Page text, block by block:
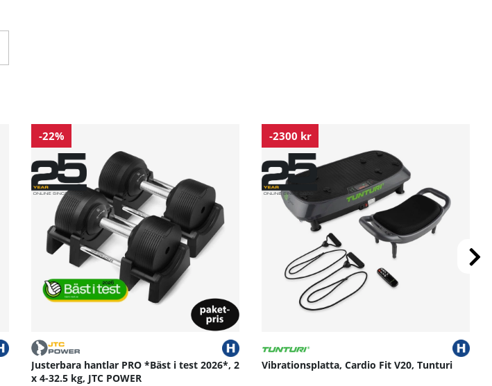
-22%
Justerbara hantlar PRO *Bäst i test 2026*, 2
x 4-32.5 kg, JTC POWER
-2300 kr
Vibrationsplatta, Cardio Fit V20, Tunturi